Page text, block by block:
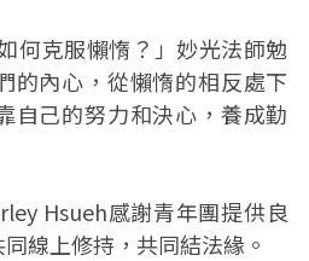
何克服懶惰？」妙光法師勉
的內心，從懶惰的相反處下
自己的努力和決心，養成勤
Hsueh感謝青年團提供良
線上修持，共同結法緣。